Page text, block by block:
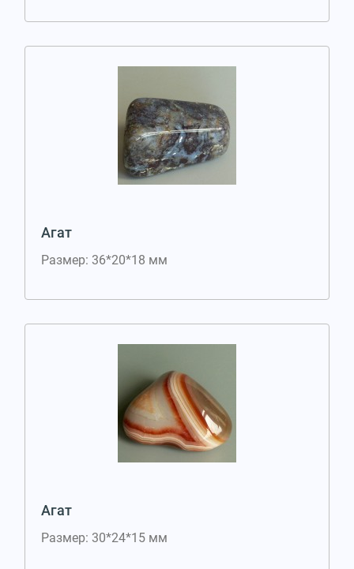
Агат
Размер: 36*20*18 мм
Агат
Размер: 30*24*15 мм